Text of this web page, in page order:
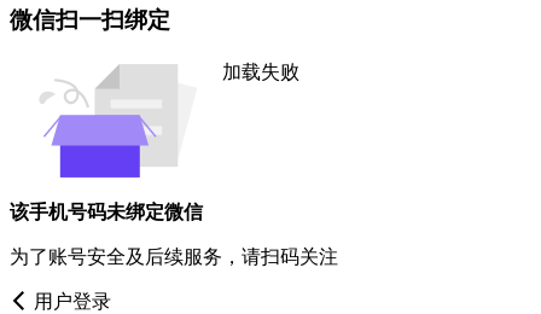
微信扫一扫绑定
加载失败
该手机号码未绑定微信
为了账号安全及后续服务，请扫码关注
用户登录